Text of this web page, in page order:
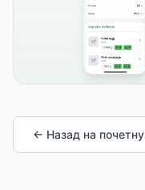
← Назад на почетну